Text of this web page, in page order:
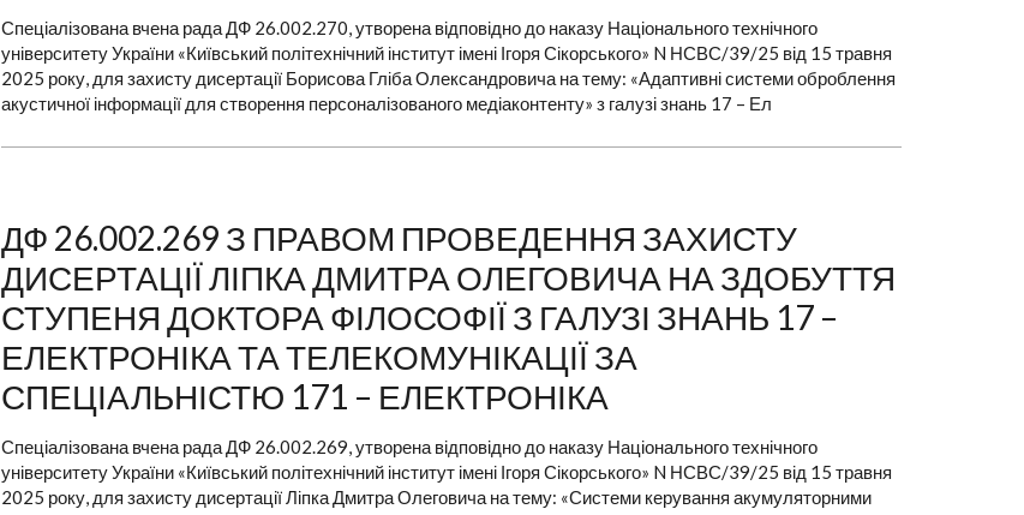
Спеціалізована вчена рада ДФ 26.002.270, утворена відповідно до наказу Національного технічного
університету України «Київський політехнічний інститут імені Ігоря Сікорського» N НСВС/39/25 від 15 травня
2025 року, для захисту дисертації Борисова Гліба Олександровича на тему: «Адаптивні системи оброблення
акустичної інформації для створення персоналізованого медіаконтенту» з галузі знань 17 – Ел
ДФ 26.002.269 З ПРАВОМ ПРОВЕДЕННЯ ЗАХИСТУ
ДИСЕРТАЦІЇ ЛІПКА ДМИТРА ОЛЕГОВИЧА НА ЗДОБУТТЯ
СТУПЕНЯ ДОКТОРА ФІЛОСОФІЇ З ГАЛУЗІ ЗНАНЬ 17 –
ЕЛЕКТРОНІКА ТА ТЕЛЕКОМУНІКАЦІЇ ЗА
СПЕЦІАЛЬНІСТЮ 171 – ЕЛЕКТРОНІКА
Спеціалізована вчена рада ДФ 26.002.269, утворена відповідно до наказу Національного технічного
університету України «Київський політехнічний інститут імені Ігоря Сікорського» N НСВС/39/25 від 15 травня
2025 року, для захисту дисертації Ліпка Дмитра Олеговича на тему: «Системи керування акумуляторними